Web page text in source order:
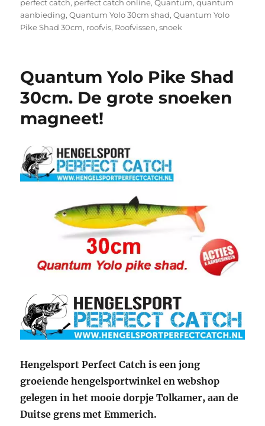
perfect catch, perfect catch online,Quantum,quantum
aanbieding,Quantum Yolo 30cm shad,Quantum Yolo
Pike Shad 30cm, roofvis, Roofvissen,snoek
Quantum Yolo Pike Shad
30cm. De grote snoeken
magneet!
Hengelsport Perfect Catch is een jong
groeiende hengelsportwinkel en webshop
gelegen in het mooie dorpje Tolkamer, aan de
Duitse grens met Emmerich.